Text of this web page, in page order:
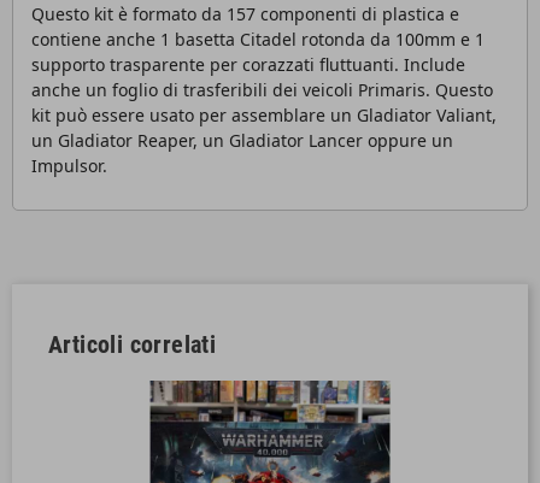
Questo kit è formato da 157 componenti di plastica e
contiene anche 1 basetta Citadel rotonda da 100mm e 1
supporto trasparente per corazzati fluttuanti. Include
anche un foglio di trasferibili dei veicoli Primaris. Questo
kit può essere usato per assemblare un Gladiator Valiant,
un Gladiator Reaper, un Gladiator Lancer oppure un
Impulsor.
Articoli correlati